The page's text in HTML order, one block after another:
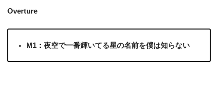
Overture
M1：夜空で一番輝いてる星の名前を僕は知らない